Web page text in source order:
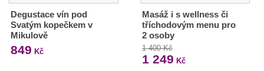
Degustace vín pod
Svatým kopečkem v
Mikulově
849 Kč
Masáž i s wellness či
tříchodovým menu pro
2 osoby
1 400 Kč
1 249 Kč